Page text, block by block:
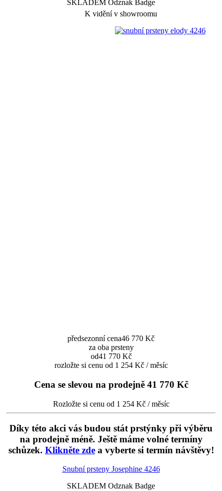
SKLADEM Odznak Badge
K vidění v showroomu
předsezonní cena46 770 Kč
za oba prsteny
od41 770 Kč
rozložte si cenu od 1 254 Kč / měsíc
Cena se slevou na prodejně 41 770 Kč
Rozložte si cenu od 1 254 Kč / měsíc
Díky této akci vás budou stát prstýnky při výběru
na prodejně méně. Ještě máme volné termíny
schůzek. Klikněte zdea vyberte si termín návštěvy!
Snubní prsteny Josephine 4246
SKLADEM Odznak Badge